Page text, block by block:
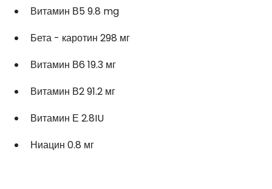
Витамин В5 9.8 mg
Бета - каротин 298 мг
Витамин В6 19.3 мг
Витамин В2 91.2 мг
Витамин Е 2.8IU
Ниацин 0.8 мг